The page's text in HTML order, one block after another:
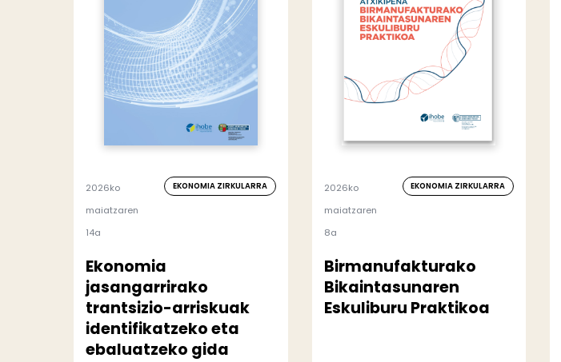
2026ko
maiatzaren
14a
EKONOMIA ZIRKULARRA
Ekonomia
jasangarrirako
trantsizio-arriskuak
identifikatzeko eta
ebaluatzeko gida
2026ko
maiatzaren
8a
EKONOMIA ZIRKULARRA
Birmanufakturako
Bikaintasunaren
Eskuliburu Praktikoa